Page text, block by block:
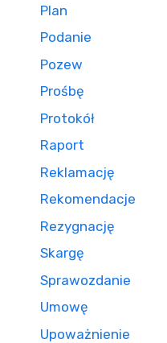
Plan
Podanie
Pozew
Prośbę
Protokół
Raport
Reklamację
Rekomendacje
Rezygnację
Skargę
Sprawozdanie
Umowę
Upoważnienie